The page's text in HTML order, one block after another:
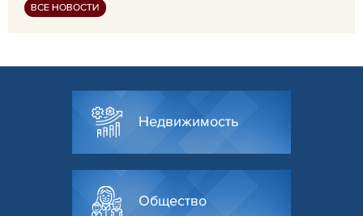
ВСЕ НОВОСТИ
Недвижимость
Общество